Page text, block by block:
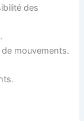
des
mouvements.